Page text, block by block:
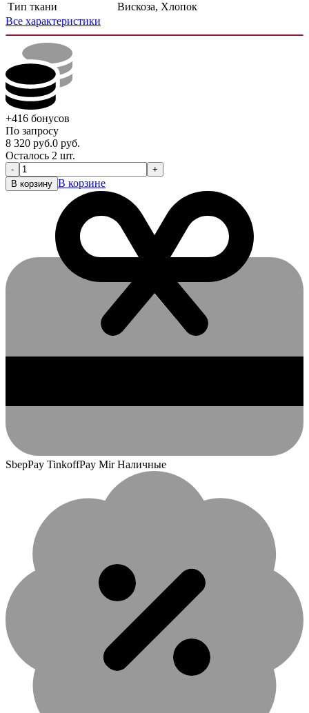
Тип ткани
Вискоза, Хлопок
Все характеристики
+416 бонусов
По запросу
8 320 руб.0 руб.
Осталось 2 шт.
-
+
В корзину В корзине
SbepPay TinkoffPay Mir Наличные